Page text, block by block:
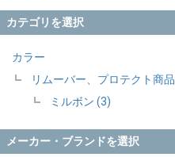
カテゴリを選択
カラー
リムーバー、プロテクト商品
ミルボン (3)
メーカー・ブランドを選択